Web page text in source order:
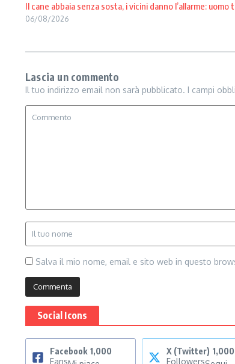
Il cane abbaia senza sosta, i vicini danno l’allarme: uomo
06/08/2026
Lascia un commento
Il tuo indirizzo email non sarà pubblicato. I campi
Salva il mio nome, email e sito web in questo
Social Icons
Facebook 1,000
Fans
X (Twitter) 1,000
Followers